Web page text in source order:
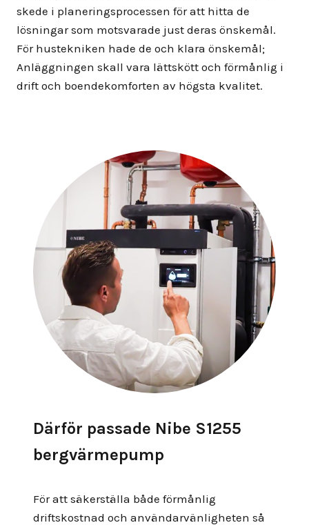
skede i planeringsprocessen för att hitta de
lösningar som motsvarade just deras önskemål.
För hustekniken hade de och klara önskemål;
Anläggningen skall vara lättskött och förmånlig i
drift och boendekomforten av högsta kvalitet.
Därför passade Nibe S1255
bergvärmepump
För att säkerställa både förmånlig
driftskostnad och användarvänligheten så